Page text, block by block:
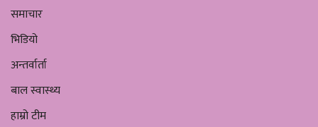
समाचार
भिडियो
अन्तर्वार्ता
बाल स्वास्थ्य
हाम्रो टीम